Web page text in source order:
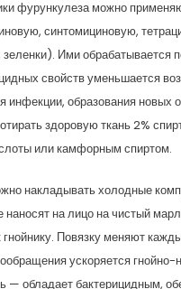
фурункулеза можно
синтомициновую,
Ими обрабатывается
свойств уменьшается
инфекции, образования новых
здоровую ткань 2%
или камфорным спиртом.
накладывать холодные
наносят на лицо на чистый
Повязку меняют
ускоряется гнойно-
— обладает бактерицидным,